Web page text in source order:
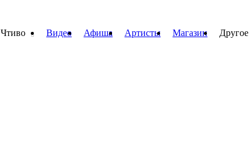
Чтиво Видео Афиша Артисты Магазин Другое